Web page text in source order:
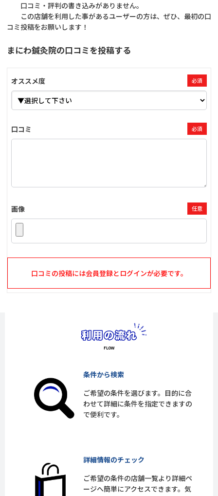
口コミ・評判の書き込みがありません。
この店舗を利用した事があるユーザーの方は、ぜひ、最初の口
コミ投稿をお願いします！
まにわ鍼灸院の口コミを投稿する
オススメ度 必須
口コミ 必須
画像 任意
口コミの投稿には会員登録とログインが必要です。
条件から検索
ご希望の条件を選びます。目的に合
わせて詳細に条件を指定できますの
で便利です。
詳細情報のチェック
ご希望の条件の店舗一覧より詳細ペ
ージへ簡単にアクセスできます。気